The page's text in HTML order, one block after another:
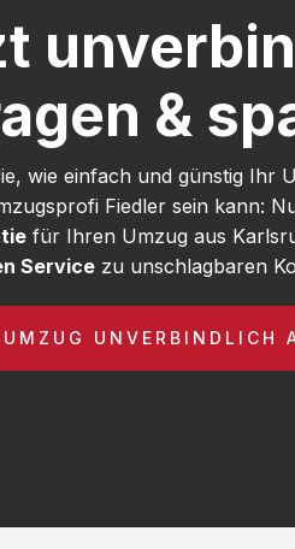
&
wie einfach und günstig Ihr
Fiedler sein kann:
für Ihren Umzug aus
Service zu unschlagbaren
UNVERBINDLICH